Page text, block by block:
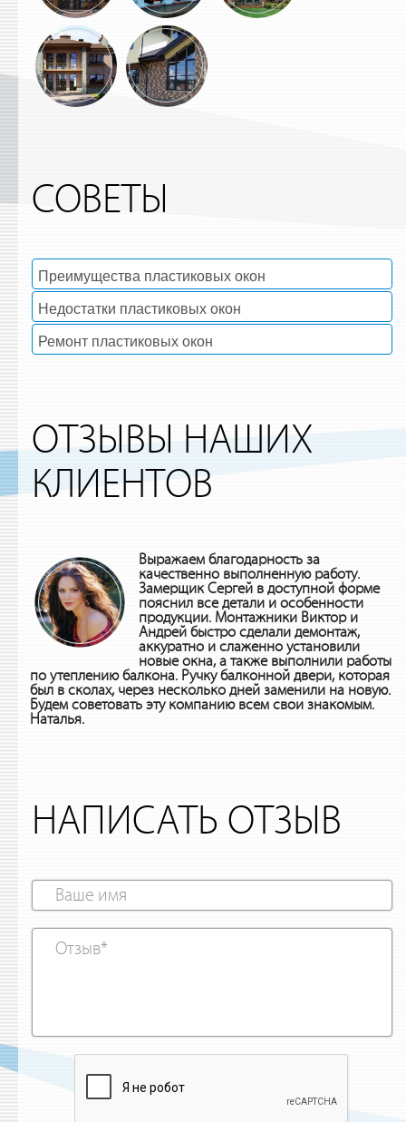
СОВЕТЫ
Преимущества пластиковых окон
Недостатки пластиковых окон
Ремонт пластиковых окон
ОТЗЫВЫ НАШИХ
КЛИЕНТОВ
Выражаем благодарность за
качественно выполненную работу.
Замерщик Сергей в доступной форме
пояснил все детали и особенности
продукции. Монтажники Виктор и
Андрей быстро сделали демонтаж,
аккуратно и слаженно установили
новые окна, а также выполнили работы
по утеплению балкона. Ручку балконной двери, которая
был в сколах, через несколько дней заменили на новую.
Будем советовать эту компанию всем свои знакомым.
Наталья.
НАПИСАТЬ ОТЗЫВ
Ваше
имя
Отзыв